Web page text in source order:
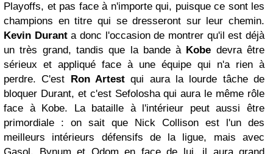
Playoffs, et pas face à n'importe qui, puisque ce sont les
champions en titre qui se dresseront sur leur chemin.
Kevin Duranta donc l'occasion de montrer qu'il est déjà
un très grand, tandis que la bande à Kobe devra être
sérieux et appliqué face à une équipe qui n'a rien à
perdre. C'est
Ron Artest qui aura la lourde tâche de
bloquer Durant, et c'est Sefolosha qui aura le même rôle
face à Kobe. La bataille à l'intérieur peut aussi être
primordiale : on sait que Nick Collison est l'un des
meilleurs intérieurs défensifs de la ligue, mais avec